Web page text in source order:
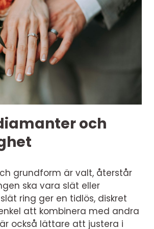
och
grundform är valt, återstår
ska vara slät eller
ring ger en tidlös, diskret
att kombinera med andra
också lättare att justera i